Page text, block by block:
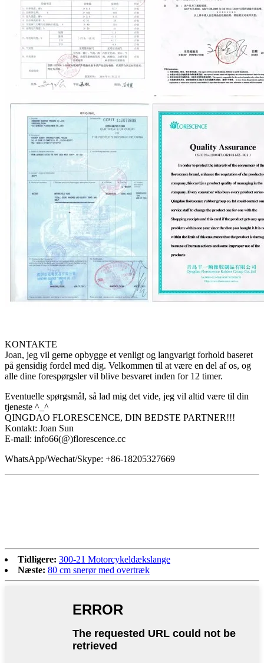
KONTAKTE
Joan, jeg vil gerne opbygge et venligt og langvarigt forhold baseret
på gensidig fordel med dig. Velkommen til at være en del af os, og
alle dine forespørgsler vil blive besvaret inden for 12 timer.
Eventuelle spørgsmål, så lad mig det vide, jeg vil altid være til din
tjeneste ^_^
QINGDAO FLORESCENCE, DIN BEDSTE PARTNER!!!
Kontakt: Joan Sun
E-mail: info66(@)florescence.cc
WhatsApp/Wechat/Skype: +86-18205327669
Tidligere: 300-21 Motorcykeldækslange
Næste: 80 cm snerør med overtræk